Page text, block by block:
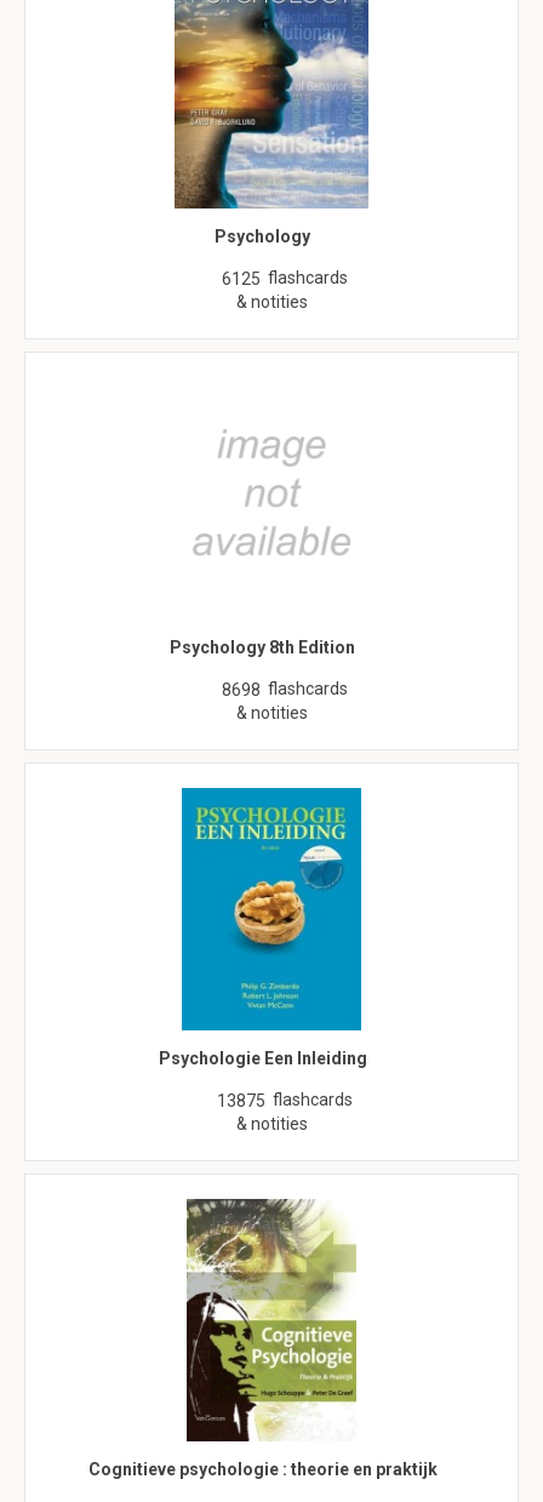
Psychology
6125 flashcards
& notities
Psychology 8th Edition
8698 flashcards
& notities
Psychologie Een Inleiding
13875 flashcards
& notities
Cognitieve psychologie : theorie en praktijk